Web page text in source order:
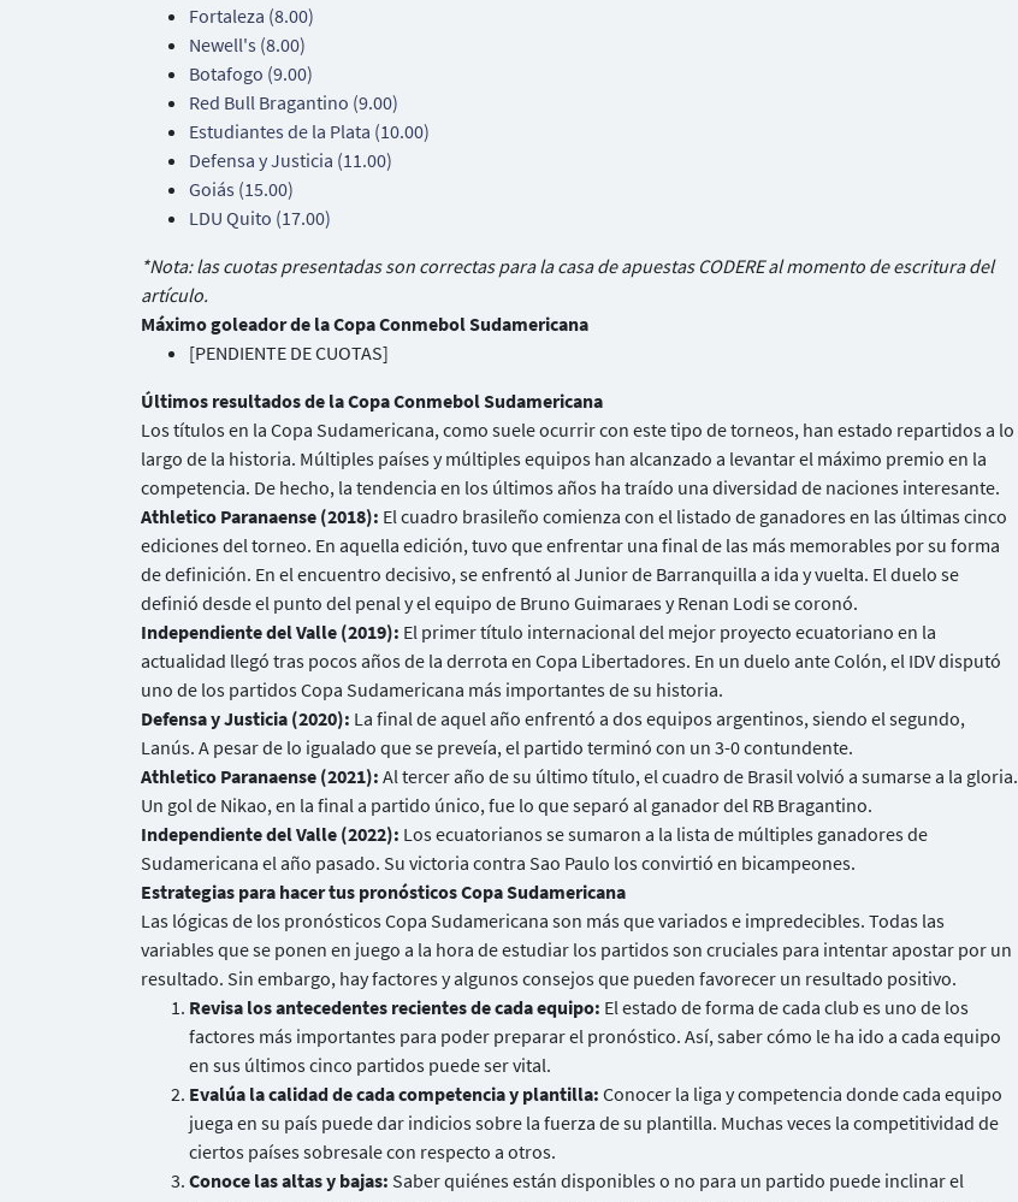
Fortaleza (8.00)
Newell's (8.00)
Botafogo (9.00)
Red Bull Bragantino (9.00)
Estudiantes de la Plata (10.00)
Defensa y Justicia (11.00)
Goiás (15.00)
LDU Quito (17.00)
*Nota: las cuotas presentadas son correctas para la casa de apuestas CODERE al momento de escritura del
artículo.
Máximo goleador de la Copa Conmebol Sudamericana
[PENDIENTE DE CUOTAS]
Últimos resultados de la Copa Conmebol Sudamericana
Los títulos en la Copa Sudamericana, como suele ocurrir con este tipo de torneos, han estado repartidos a lo
largo de la historia. Múltiples países y múltiples equipos han alcanzado a levantar el máximo premio en la
competencia. De hecho, la tendencia en los últimos años ha traído una diversidad de naciones interesante.
Athletico Paranaense (2018): El cuadro brasileño comienza con el listado de ganadores en las últimas cinco
ediciones del torneo. En aquella edición, tuvo que enfrentar una final de las más memorables por su forma
de definición. En el encuentro decisivo, se enfrentó al Junior de Barranquilla a ida y vuelta. El duelo se
definió desde el punto del penal y el equipo de Bruno Guimaraes y Renan Lodi se coronó.
Independiente del Valle (2019): El primer título internacional del mejor proyecto ecuatoriano en la
actualidad llegó tras pocos años de la derrota en Copa Libertadores. En un duelo ante Colón, el IDV disputó
uno de los partidos Copa Sudamericana más importantes de su historia.
Defensa y Justicia (2020): La final de aquel año enfrentó a dos equipos argentinos, siendo el segundo,
Lanús. A pesar de lo igualado que se preveía, el partido terminó con un 3-0 contundente.
Athletico Paranaense (2021): Al tercer año de su último título, el cuadro de Brasil volvió a sumarse a la gloria.
Un gol de Nikao, en la final a partido único, fue lo que separó al ganador del RB Bragantino.
Independiente del Valle (2022): Los ecuatorianos se sumaron a la lista de múltiples ganadores de
Sudamericana el año pasado. Su victoria contra Sao Paulo los convirtió en bicampeones.
Estrategias para hacer tus pronósticos Copa Sudamericana
Las lógicas de los pronósticos Copa Sudamericana son más que variados e impredecibles. Todas las
variables que se ponen en juego a la hora de estudiar los partidos son cruciales para intentar apostar por un
resultado. Sin embargo, hay factores y algunos consejos que pueden favorecer un resultado positivo.
Revisa los antecedentes recientes de cada equipo: El estado de forma de cada club es uno de los
factores más importantes para poder preparar el pronóstico. Así, saber cómo le ha ido a cada equipo
en sus últimos cinco partidos puede ser vital.
Evalúa la calidad de cada competencia y plantilla: Conocer la liga y competencia donde cada equipo
juega en su país puede dar indicios sobre la fuerza de su plantilla. Muchas veces la competitividad de
ciertos países sobresale con respecto a otros.
Conoce las altas y bajas: Saber quiénes están disponibles o no para un partido puede inclinar el